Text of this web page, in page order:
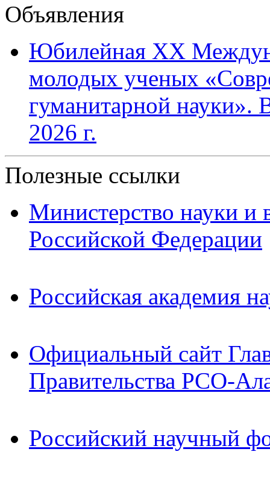
Объявления
Юбилейная XХ
молодых ученых
гуманитарной науки».
2026 г.
Полезные ссылки
Министерство науки и
Российской Федерации
Российская академия
Официальный сайт
Правительства РСО-
Российский научный